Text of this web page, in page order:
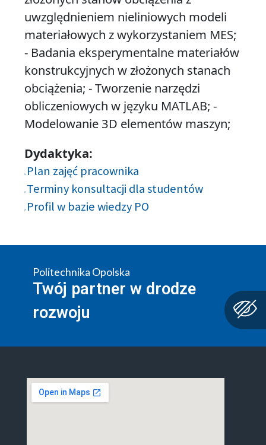
uwzględnieniem nieliniowych modeli
materiałowych z wykorzystaniem MES;
- Badania eksperymentalne materiałów
konstrukcyjnych w złożonych stanach
obciążenia; - Tworzenie narzędzi
obliczeniowych w języku MATLAB; -
Modelowanie 3D elementów maszyn;
Dydaktyka:
Plan zajęć pracownika
Terminy konsultacji dla studentów
Profil w bazie wiedzy PO
Politechnika Opolska
Twój partner w drodze
rozwoju